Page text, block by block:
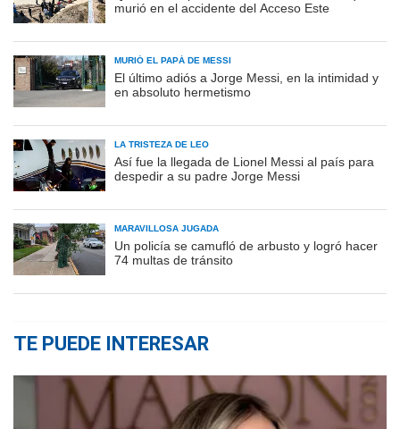
murió en el accidente del Acceso Este
MURIÓ EL PAPÁ DE MESSI
El último adiós a Jorge Messi, en la intimidad y
en absoluto hermetismo
LA TRISTEZA DE LEO
Así fue la llegada de Lionel Messi al país para
despedir a su padre Jorge Messi
MARAVILLOSA JUGADA
Un policía se camufló de arbusto y logró hacer
74 multas de tránsito
TE PUEDE INTERESAR